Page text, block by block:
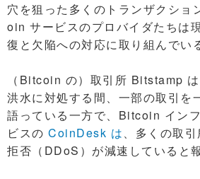
穴を狙った多くのトランザクショ
oin サービスのプロバイダたちは
復と欠陥への対応に取り組んでい
（Bitcoin の）取引所 Bitstamp
洪水に対処する間、一部の取引を
語っている一方で、Bitcoin イン
ビスの CoinDesk は、多くの取
拒否（DDoS）が減速していると報